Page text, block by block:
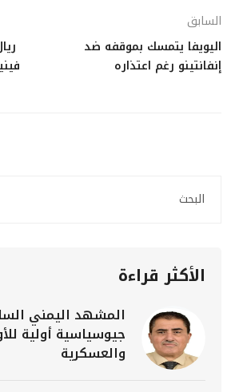
السابق
اليويفا يتمسك بموقفه ضد
إنفانتينو رغم اعتذاره
الأكثر قراءة
المشهد اليمني
جيوسياسية أولية
والعسكرية